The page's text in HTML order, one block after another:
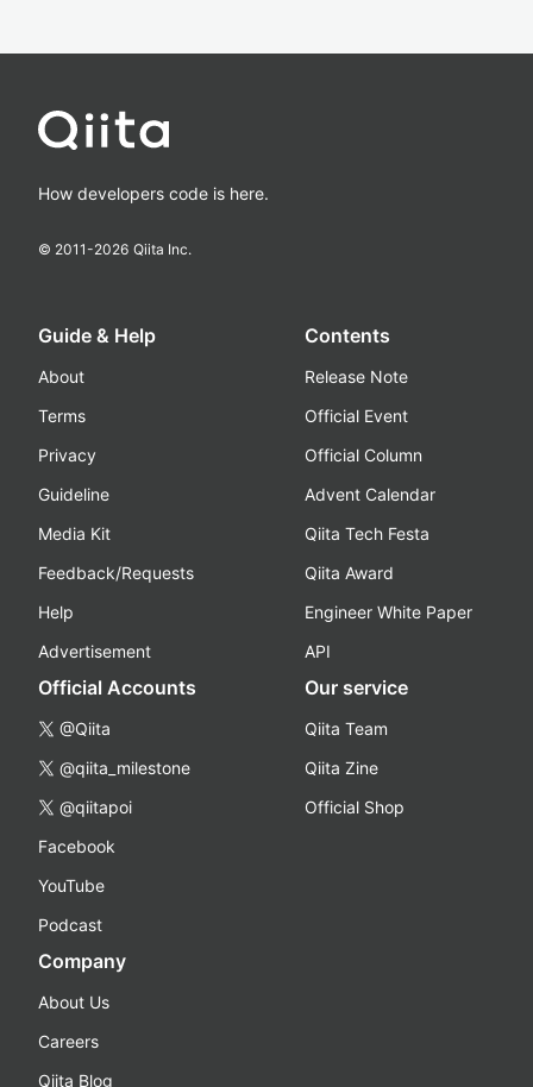
How developers code is here.
© 2011-2026 Qiita Inc.
Guide & Help
About
Terms
Privacy
Guideline
Media Kit
Feedback/Requests
Help
Advertisement
Contents
Release Note
Official Event
Official Column
Advent Calendar
Qiita Tech Festa
Qiita Award
Engineer White Paper
API
Official Accounts
@Qiita
@qiita_milestone
@qiitapoi
Facebook
YouTube
Podcast
Our service
Qiita Team
Qiita Zine
Official Shop
Company
About Us
Careers
Qiita Blog